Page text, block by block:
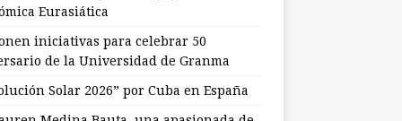
Eurasiática
iniciativas para celebrar 50
de la Universidad de Granma
Solar 2026” por Cuba en España